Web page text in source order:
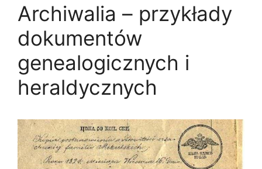
Archiwalia – przykłady
dokumentów
genealogicznych i
heraldycznych